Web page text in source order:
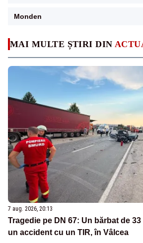
MAI MULTE ȘTIRI DIN
7 aug. 2026, 20:13
Tragedie pe DN 67: Un bărbat de
un accident cu un TIR, în Vâlcea
Monden